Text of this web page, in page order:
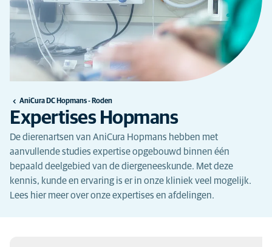
AniCura DC Hopmans - Roden
Expertises Hopmans
De dierenartsen van AniCura Hopmans hebben met
aanvullende studies expertise opgebouwd binnen één
bepaald deelgebied van de diergeneeskunde. Met deze
kennis, kunde en ervaring is er in onze kliniek veel mogelijk.
Lees hier meer over onze expertises en afdelingen.